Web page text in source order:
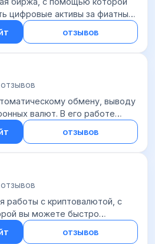
цифровые активы за фиатные
криптовалютой. Площадка
Республики
отзывов
обмену, выводу
валют. В его работе
такие платежные системы, как:
E Okpay Яндекс. Деньги
отзывов
работы с криптовалютой, с
вы можете быстро
цифровые активы,
спотовом рынке, заключать
отзывов